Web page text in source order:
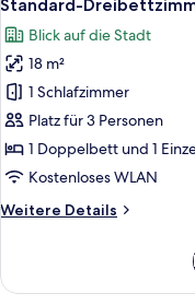
Fotos
für
Standard-
Dreibettzimmer
(Basilica
View)
anzeigen
Standard-
Blick auf die Stadt
18 m²
1 Schlafzimmer
Platz für 3 Personen
1 Doppelbett und 1
Kostenloses WLAN
Weitere Details
Weitere
Dreibettzimmer